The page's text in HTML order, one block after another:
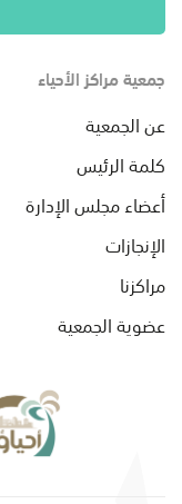
جمعية مراكز الأحياء
عن الجمعية
كلمة الرئيس
أعضاء مجلس الإدارة
الإنجازات
مراكزنا
عضوية الجمعية